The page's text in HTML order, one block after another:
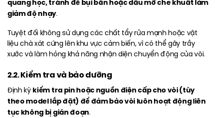
quang học, tránh để bụi bẩn hoặc dầu mỡ che khuất làm
giảm độ nhạy.
Tuyệt đối không sử dụng các chất tẩy rửa mạnh hoặc vật
liệu chà xát cứng lên khu vực cảm biến, vì có thể gây trầy
xước và làm hỏng khả năng nhận diện chuyển động của vòi.
2.2. Kiểm tra và bảo dưỡng
Định kỳkiểm tra pin hoặc nguồn điện cấp cho vòi (tùy
theo model lắp đặt) để đảm bảo vòi luôn hoạt động liên
tục không bị gián đoạn.